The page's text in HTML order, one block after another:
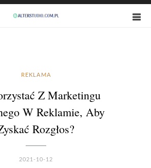
REKLAMA
Z Marketingu
W Reklamie, Aby
Rozgłos?
2021-10-12